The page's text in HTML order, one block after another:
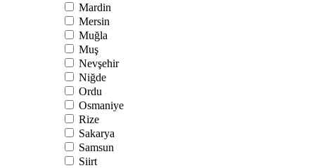
Mardin
Mersin
Muğla
Muş
Nevşehir
Niğde
Ordu
Osmaniye
Rize
Sakarya
Samsun
Siirt